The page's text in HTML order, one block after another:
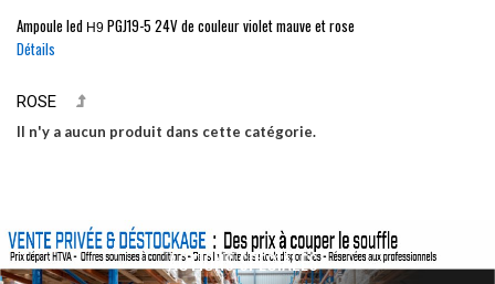
Ampoule led H9 PGJ19-5 24V de couleur violet mauve et rose
Détails
ROSE
Il n'y a aucun produit dans cette catégorie.
ACTIONS SPÉCIALES